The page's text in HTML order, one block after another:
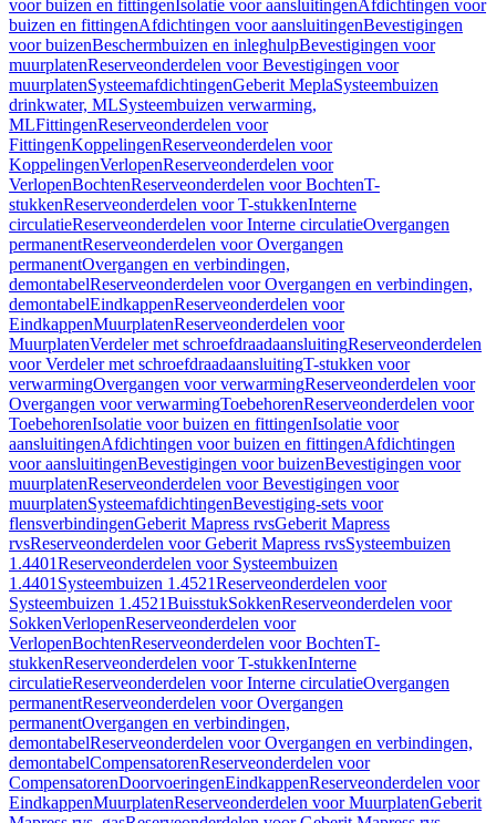
voor buizen en fittingenIsolatie voor aansluitingenAfdichtingen voor
buizen en fittingenAfdichtingen voor aansluitingenBevestigingen
voor buizenBeschermbuizen en inleghulpBevestigingen voor
muurplatenReserveonderdelen voor Bevestigingen voor
muurplatenSysteemafdichtingenGeberit MeplaSysteembuizen
drinkwater, MLSysteembuizen verwarming,
MLFittingenReserveonderdelen voor
FittingenKoppelingenReserveonderdelen voor
KoppelingenVerlopenReserveonderdelen voor
VerlopenBochtenReserveonderdelen voor BochtenT-
stukkenReserveonderdelen voor T-stukkenInterne
circulatieReserveonderdelen voor Interne circulatieOvergangen
permanentReserveonderdelen voor Overgangen
permanentOvergangen en verbindingen,
demontabelReserveonderdelen voor Overgangen en verbindingen,
demontabelEindkappenReserveonderdelen voor
EindkappenMuurplatenReserveonderdelen voor
MuurplatenVerdeler met schroefdraadaansluitingReserveonderdelen
voor Verdeler met schroefdraadaansluitingT-stukken voor
verwarmingOvergangen voor verwarmingReserveonderdelen voor
Overgangen voor verwarmingToebehorenReserveonderdelen voor
ToebehorenIsolatie voor buizen en fittingenIsolatie voor
aansluitingenAfdichtingen voor buizen en fittingenAfdichtingen
voor aansluitingenBevestigingen voor buizenBevestigingen voor
muurplatenReserveonderdelen voor Bevestigingen voor
muurplatenSysteemafdichtingenBevestiging-sets voor
flensverbindingenGeberit Mapress rvsGeberit Mapress
rvsReserveonderdelen voor Geberit Mapress rvsSysteembuizen
1.4401Reserveonderdelen voor Systeembuizen
1.4401 Systeembuizen 1.4521Reserveonderdelen voor
Systeembuizen 1.4521BuisstukSokkenReserveonderdelen voor
SokkenVerlopenReserveonderdelen voor
VerlopenBochtenReserveonderdelen voor BochtenT-
stukkenReserveonderdelen voor T-stukkenInterne
circulatieReserveonderdelen voor Interne circulatieOvergangen
permanentReserveonderdelen voor Overgangen
permanentOvergangen en verbindingen,
demontabelReserveonderdelen voor Overgangen en verbindingen,
demontabelCompensatorenReserveonderdelen voor
CompensatorenDoorvoeringenEindkappenReserveonderdelen voor
EindkappenMuurplatenReserveonderdelen voor MuurplatenGeberit